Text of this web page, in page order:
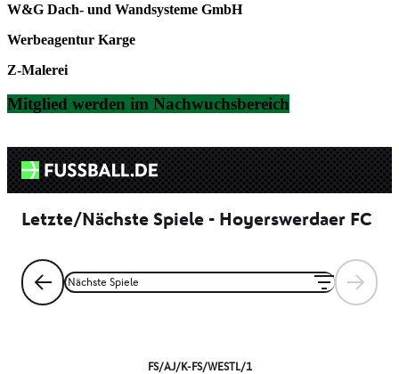
W&G Dach- und Wandsysteme GmbH
Werbeagentur Karge
Z-Malerei
Mitglied werden im Nachwuchsbereich